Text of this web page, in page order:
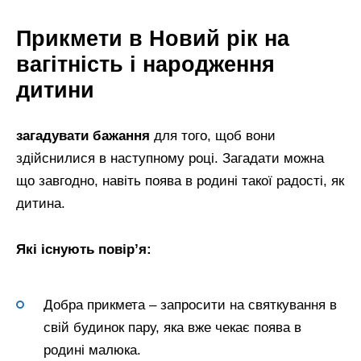
Прикмети в Новий рік на
вагітність і народження
дитини
загадувати бажання для того, щоб вони
здійснилися в наступному році. Загадати можна
що завгодно, навіть поява в родині такої радості, як
дитина.
Які існують повір’я:
Добра прикмета – запросити на святкування в
свій будинок пару, яка вже чекає поява в
родині малюка.